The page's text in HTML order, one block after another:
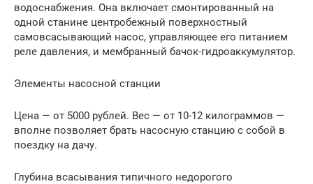
водоснабжения. Она включает смонтированный на
одной станине центробежный поверхностный
самовсасывающий насос, управляющее его питанием
реле давления, и мембранный бачок-гидроаккумулятор.
Элементы насосной станции
Цена — от 5000 рублей. Вес — от 10-12 килограммов —
вполне позволяет брать насосную станцию с собой в
поездку на дачу.
Глубина всасывания типичного недорогого